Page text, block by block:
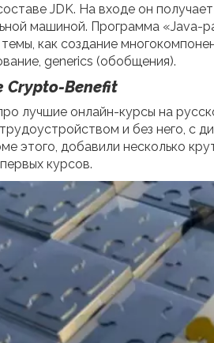
JDK. На входе он
машиной. Программа «Java-
как создание
generics (обобщения).
Benefit
лучшие онлайн-курсы на
и без него, с
этого, добавили несколько
курсов.